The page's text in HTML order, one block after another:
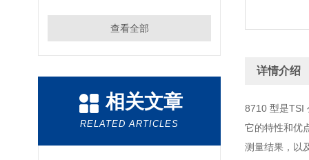
查看全部
相关文章
RELATED ARTICLES
详情介绍
8710 型是TSI
它的特性和优
测量结果，以